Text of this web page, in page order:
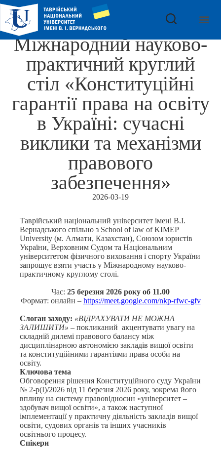
Міжнародний науково-
практичний круглий
стіл «Конституційні
гарантії права на освіту
в Україні: сучасні
виклики та механізми
правового
забезпечення»
2026-03-19
Таврійський національний університет імені В.І.
Вернадського спільно з School of law of KIMEP
University (м. Алмати, Казахстан), Союзом юристів
України, Верховним Судом та Національним
університетом фізичного виховання і спорту України
запрошує взяти участь у Міжнародному науково-
практичному круглому столі.
Час: 25 березня 2026 року об 11.00
Формат: онлайн – https://meet.google.com/nkp-rfwc-gfv
Слоган заходу: «ВІДРАХУВАТИ НЕ МОЖНА
ЗАЛИШИТИ» – покликаний акцентувати увагу на
складній дилемі правового балансу між
дисциплінарною автономією закладів вищої освіти
та конституційними гарантіями права особи на
освіту.
Ключова тема
Обговорення рішення Конституційного суду України
№ 2-р(І)/2026 від 11 березня 2026 року, зокрема його
впливу на систему правовідносин «університет –
здобувач вищої освіти», а також наступної
імплементації у практичну діяльність закладів вищої
освіти, судових органів та інших учасників
освітнього процесу.
Спікери